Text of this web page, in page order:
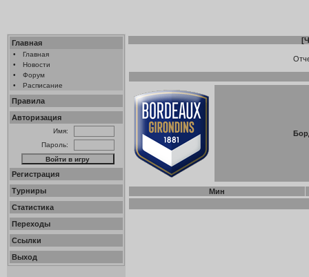
Главная
•
Главная
•
Новости
•
Форум
•
Расписание
Правила
Авторизация
Имя:
Пароль:
Регистрация
Турниры
Статистика
Переходы
Ссылки
Выход
[
Мин